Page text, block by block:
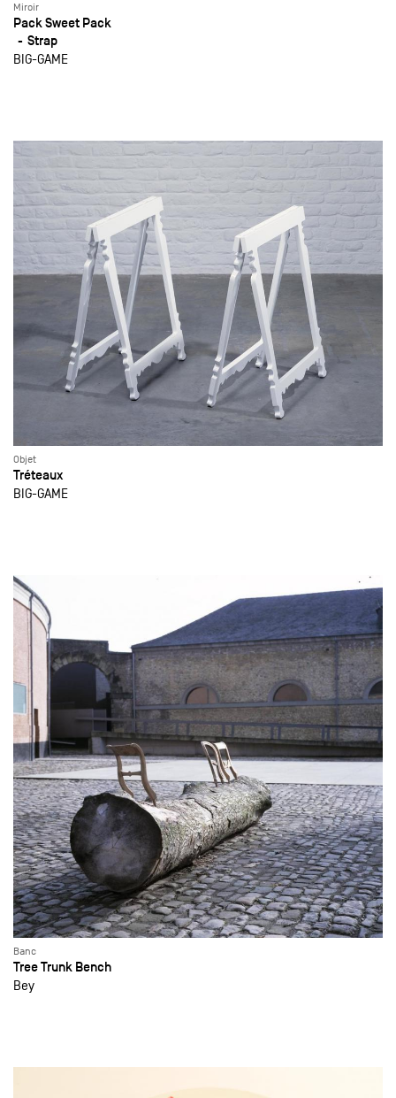
Miroir
Pack Sweet Pack
Strap
BIG-GAME
Objet
Tréteaux
BIG-GAME
Banc
Tree Trunk Bench
Bey